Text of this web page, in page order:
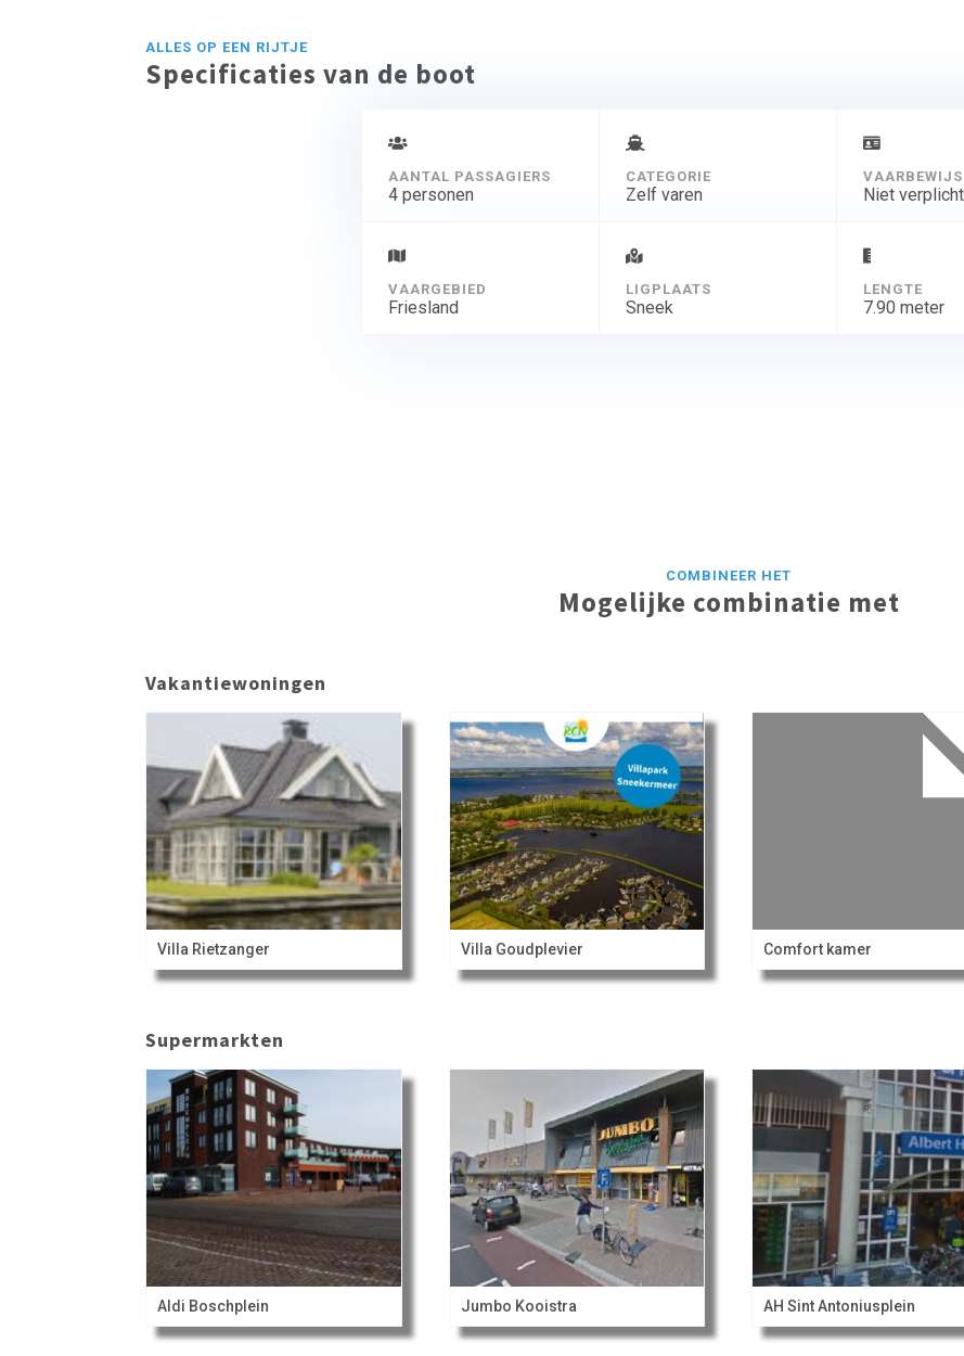
ALLES OP EEN RIJTJE
Specificaties van de boot
AANTAL PASSAGIERS
4 personen
CATEGORIE
Zelf varen
VAARBEWIJS
Niet verplicht
VAARGEBIED
Friesland
LIGPLAATS
Sneek
LENGTE
7.90 meter
COMBINEER HET
Mogelijke combinatie met
Vakantiewoningen
Villa Rietzanger Villa Goudplevier Comfort kamer
Supermarkten
Aldi Boschplein Jumbo Kooistra AH Sint Antoniusplein